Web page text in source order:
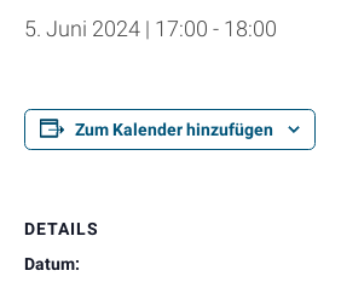
5. Juni 2024 | 17:00 - 18:00
Zum Kalender hinzufügen
DETAILS
Datum: